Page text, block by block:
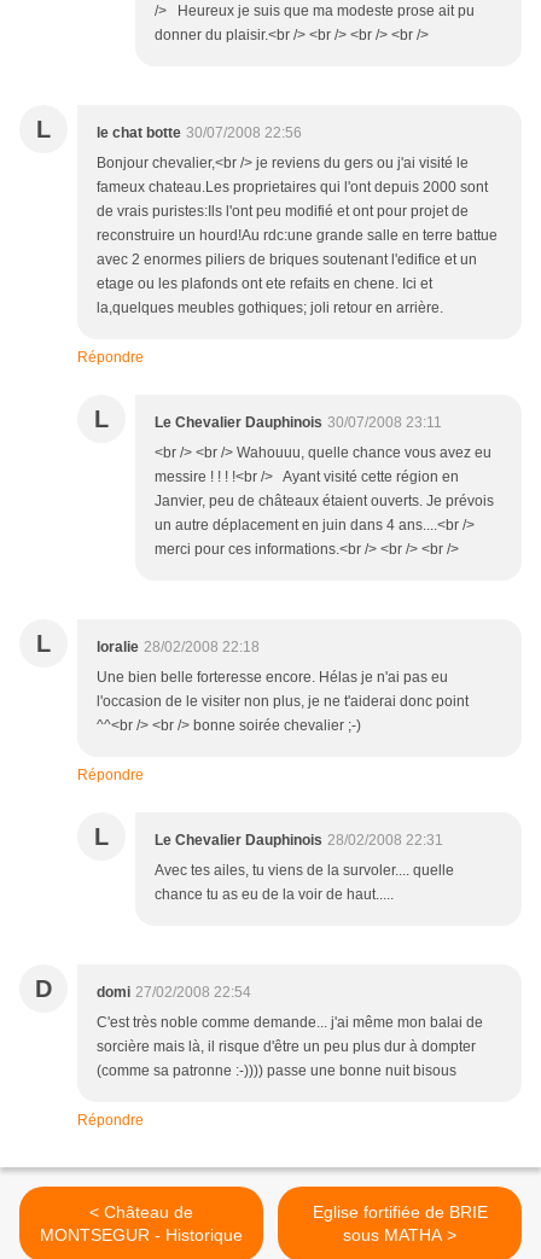
/> Heureux je suis que ma modeste prose ait pu
donner du plaisir.<br /> <br /> <br /> <br />
L le chat botte 30/07/2008 22:56
Bonjour chevalier,<br /> je reviens du gers ou j'ai visité le
fameux chateau.Les proprietaires qui l'ont depuis 2000 sont
de vrais puristes:Ils l'ont peu modifié et ont pour projet de
reconstruire un hourd!Au rdc:une grande salle en terre battue
avec 2 enormes piliers de briques soutenant l'edifice et un
etage ou les plafonds ont ete refaits en chene. Ici et
la,quelques meubles gothiques; joli retour en arrière.
Répondre
L Le Chevalier Dauphinois 30/07/2008 23:11
<br /> <br /> Wahouuu, quelle chance vous avez eu
messire ! ! ! !<br /> Ayant visité cette région en
Janvier, peu de châteaux étaient ouverts. Je prévois
un autre déplacement en juin dans 4 ans....<br />
merci pour ces informations.<br /> <br /> <br />
L loralie 28/02/2008 22:18
Une bien belle forteresse encore. Hélas je n'ai pas eu
l'occasion de le visiter non plus, je ne t'aiderai donc point
^^<br /> <br /> bonne soirée chevalier ;-)
Répondre
L Le Chevalier Dauphinois 28/02/2008 22:31
Avec tes ailes, tu viens de la survoler.... quelle
chance tu as eu de la voir de haut.....
D domi 27/02/2008 22:54
C'est très noble comme demande... j'ai même mon balai de
sorcière mais là, il risque d'être un peu plus dur à dompter
(comme sa patronne :-)))) passe une bonne nuit bisous
Répondre
< Château de
MONTSEGUR - Historique
Eglise fortifiée de BRIE
sous MATHA >